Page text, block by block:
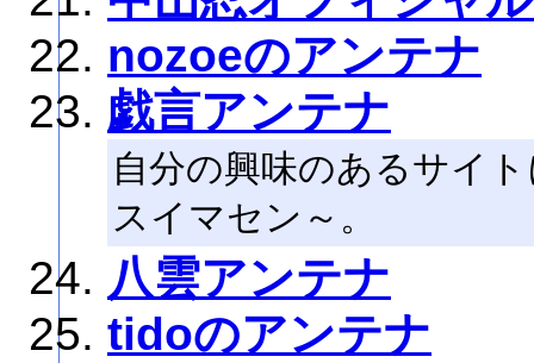
nozoeのアンテナ
戯言アンテナ
自分の興味のあるサイ
スイマセン～。
八雲アンテナ
tidoのアンテナ